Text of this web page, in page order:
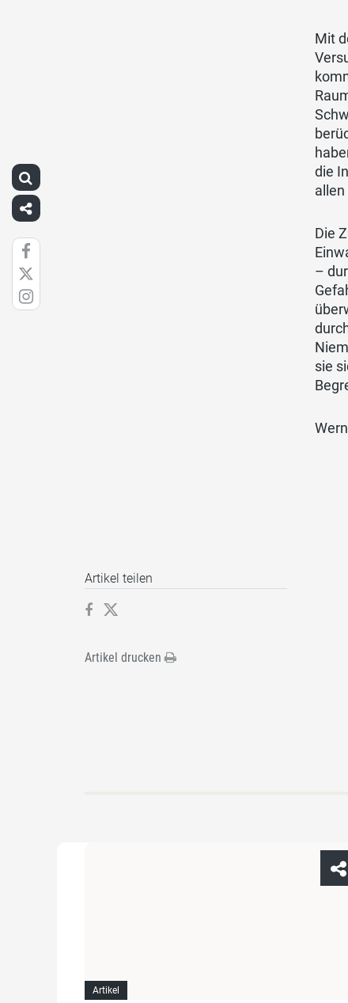
Mit
die
Die
–
sie
Artikel teilen
Artikel drucken
Artikel